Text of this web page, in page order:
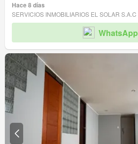
Hace 8 días
SERVICIOS INMOBILIARIOS EL SOLAR S.A.C
WhatsApp